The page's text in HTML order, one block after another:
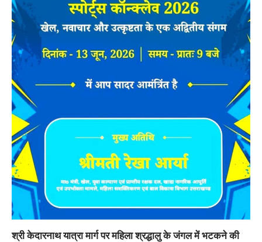
श्री केदारनाथ यात्रा मार्ग पर महिला श्रद्धालु के जंगल में भटकने की